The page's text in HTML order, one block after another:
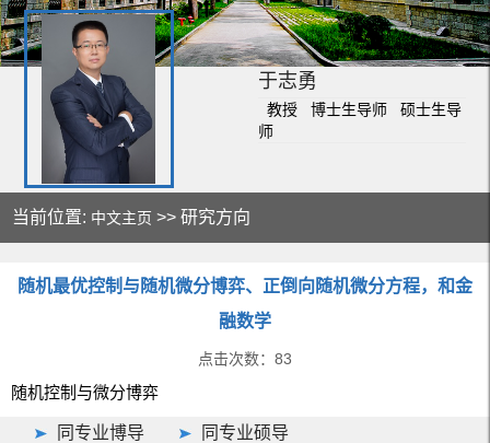
于志勇
教授 博士生导师 硕士生导
师
当前位置: 中文主页 >> 研究方向
随机最优控制与随机微分博弈、正倒向随机微分方程，和金
融数学
点击次数： 83
随机控制与微分博弈
同专业博导 同专业硕导